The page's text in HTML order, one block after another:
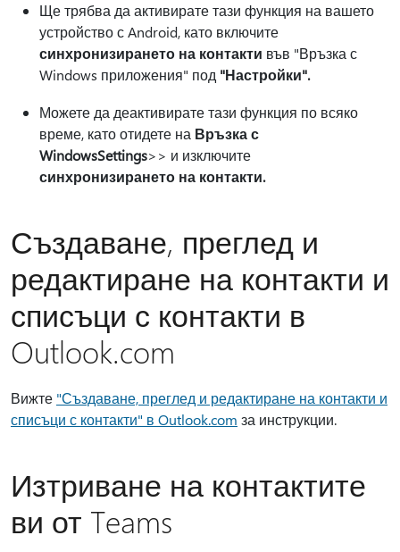
Ще трябва да активирате тази функция на вашето
устройство с Android, като включите
синхронизирането на контакти във "Връзка с
Windows приложения" под "Настройки".
Можете да деактивирате тази функция по всяко
време, като отидете на Връзка с
WindowsSettings>> и изключите
синхронизирането на контакти.
Създаване, преглед и
редактиране на контакти и
списъци с контакти в
Outlook.com
Вижте "Създаване, преглед и редактиране на контакти и
списъци с контакти" в Outlook.com за инструкции.
Изтриване на контактите
ви от Teams